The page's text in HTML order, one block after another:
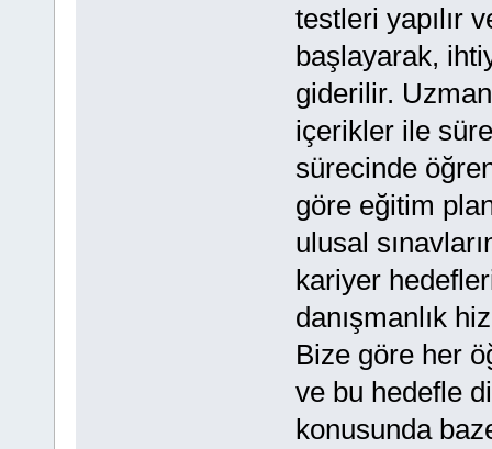
testleri yapılır
başlayarak,
giderilir.
içerikler ile
sürecinde
göre eğitim
ulusal
kariyer
danışmanlık
Bize göre her
ve bu hedefle
konusunda